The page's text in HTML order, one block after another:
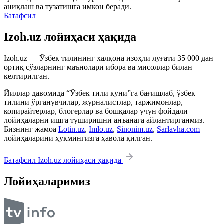
аниқлаш ва тузатишга имкон беради.
Батафсил
Izoh.uz лойиҳаси ҳақида
Izoh.uz — Ўзбек тилининг халқона изоҳли луғати 35 000 дан
ортиқ сўзларнинг маънолари ибора ва мисоллар билан
келтирилган.
Йиллар давомида “Ўзбек тили куни”га бағишлаб, ўзбек
тилини ўрганувчилар, журналистлар, таржимонлар,
копирайтерлар, блогерлар ва бошқалар учун фойдали
лойиҳаларни ишга туширишни анъанага айлантирганмиз.
Бизнинг жамоа Lotin.uz, Imlo.uz, Sinonim.uz, Sarlavha.com
лойиҳаларини ҳукмингизга ҳавола қилган.
Батафсил Izoh.uz лойиҳаси ҳақида
Лойиҳаларимиз